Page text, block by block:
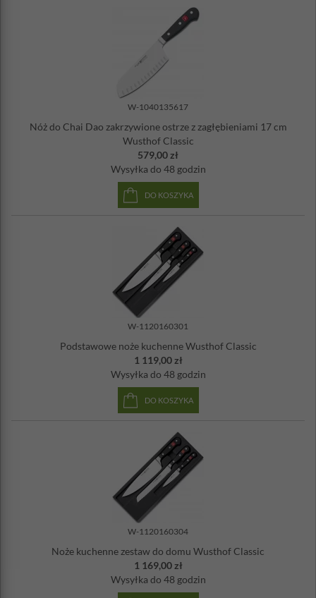
W-1040135617
Nóż do Chai Dao zakrzywione ostrze z zagłębieniami 17 cm
Wusthof Classic
579,00 zł
Wysyłka do 48 godzin
DO KOSZYKA
W-1120160301
Podstawowe noże kuchenne Wusthof Classic
1 119,00 zł
Wysyłka do 48 godzin
DO KOSZYKA
W-1120160304
Noże kuchenne zestaw do domu Wusthof Classic
1 169,00 zł
Wysyłka do 48 godzin